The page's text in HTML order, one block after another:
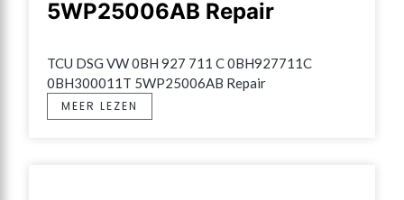
5WP25006AB Repair
TCU DSG VW 0BH 927 711 C 0BH927711C
0BH300011T 5WP25006AB Repair
MEER LEZEN